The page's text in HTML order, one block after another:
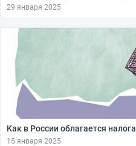
29 января 2025
Как в России облагается
15 января 2025